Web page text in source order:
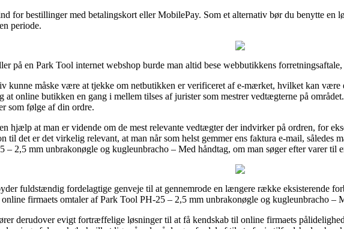
for bestillinger med betalingskort eller MobilePay. Som et alternativ bør du benytte en
periode.
på en Park Tool internet webshop burde man altid bese webbutikkens
kunne måske være at tjekke om netbutikken er verificeret af e-mærket, hvilket kan være
at online butikken en gang i mellem tilses af jurister som mestrer vedtægterne på
som følge af din ordre.
hjælp at man er vidende om de mest relevante vedtægter der indvirker på ordren, for
til det er det virkelig relevant, at man når som helst gemmer ens faktura e-mail, således
– 2,5 mm unbrakonøgle og kugleunbracho – Med håndtag, om man søger efter varer til
fuldstændig fordelagtige genveje til at gennemrode en længere række eksisterende
firmaets omtaler af Park Tool PH-25 – 2,5 mm unbrakonøgle og kugleunbracho
derudover evigt fortræffelige løsninger til at få kendskab til online firmaets